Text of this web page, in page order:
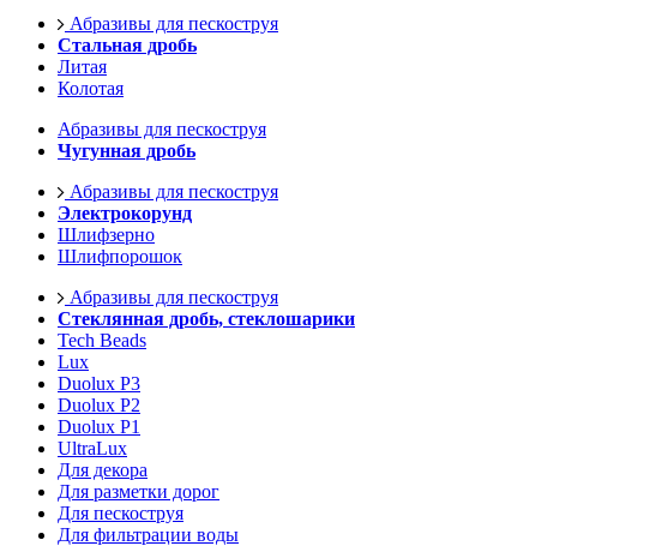
Абразивы для пескоструя
Стальная дробь
Литая
Колотая
Абразивы для пескоструя
Чугунная дробь
Абразивы для пескоструя
Электрокорунд
Шлифзерно
Шлифпорошок
Абразивы для пескоструя
Стеклянная дробь, стеклошарики
Tech Beads
Lux
Duolux P3
Duolux P2
Duolux P1
UltraLux
Для декора
Для разметки дорог
Для пескоструя
Для фильтрации воды